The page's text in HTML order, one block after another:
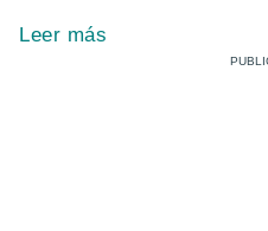
Leer más